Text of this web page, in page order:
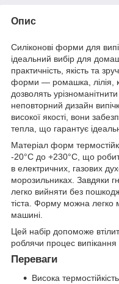
Опис
Силіконові форми для
ідеальний вибір для
практичність, якість та
форми — ромашка, лілія,
дозволять
неповторний дизайн
високої якості, вони
тепла, що гарантує
Матеріал форм
-20°C до +230°C, що
в електричних, газових
морозильниках. Завдяки
легко вийняти без
тіста. Форму можна легко
машині.
Цей набір допоможе
роблячи процес
Переваги
Висока